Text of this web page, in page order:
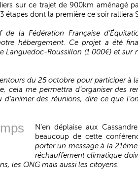
sur ce trajet de 900km aménagé
étapes dont la première ce soir ralliera
la Fédération Française
hébergement. Ce projet a été
Languedoc-Roussillon (1 000€) et sur
du 25 octobre pour participer à
cela me permettra d’organiser des
d’animer des réunions, dire ce que
N’en déplaise aux
beaucoup de cette
porter un message à la
réchauffement climatique
les ONG mais aussi les citoyens.